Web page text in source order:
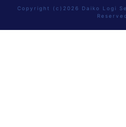
Copyright (c)2026 Daiko Logi